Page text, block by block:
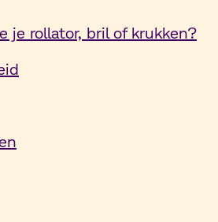
je rollator, bril of krukken?